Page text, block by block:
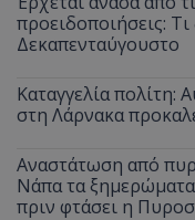
προειδοποιήσεις:
Δεκαπενταύγουστο
Καταγγελία πολίτη:
στη Λάρνακα
Αναστάτωση από
Νάπα τα
πριν φτάσει η